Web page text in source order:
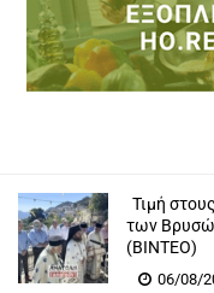
Τιμή
των
(ΒΙΝΤΕΟ)
06/08/